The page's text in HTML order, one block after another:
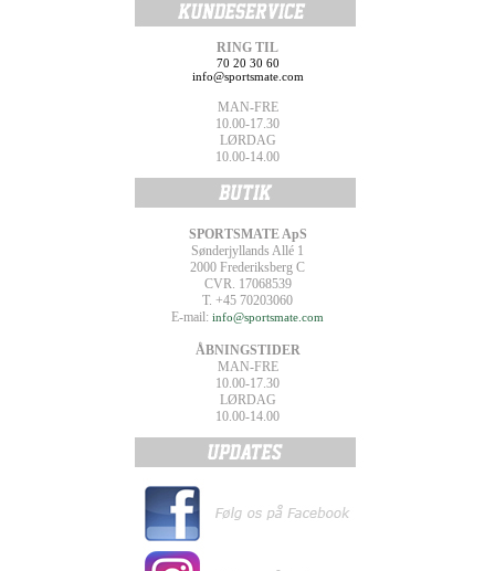
RING TIL
70 20 30 60
info@sportsmate.com
MAN-FRE
10.00-17.30
LØRDAG
10.00-14.00
SPORTSMATE ApS
Sønderjyllands Allé 1
2000 Frederiksberg C
CVR. 17068539
T. +45 70203060
E-mail: info@sportsmate.com
ÅBNINGSTIDER
MAN-FRE
10.00-17.30
LØRDAG
10.00-14.00